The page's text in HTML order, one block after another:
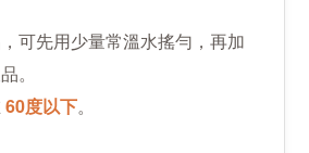
可​先​用​少量​常​溫​水​搖勻，​再​加
。
6​0度​以下。​